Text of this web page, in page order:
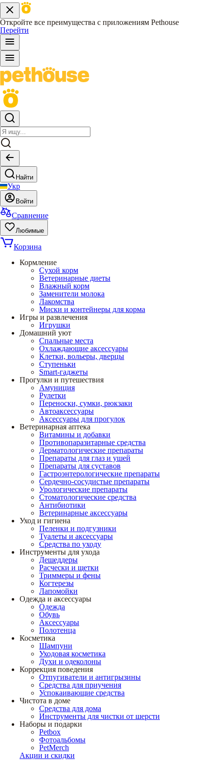
Откройте все преимущества с приложениям Pethouse
Перейти
Найти
Укр
Войти
Сравнение
Любимые
Корзина
Кормление
Сухой корм
Ветеринарные диеты
Влажный корм
Заменители молока
Лакомства
Миски и контейнеры для корма
Игры и развлечения
Игрушки
Домашний уют
Спальные места
Охлаждающие аксессуары
Клетки, вольеры, дверцы
Ступеньки
Smart-гаджеты
Прогулки и путешествия
Амуниция
Рулетки
Переноски, сумки, рюкзаки
Автоаксессуары
Аксессуары для прогулок
Ветеринарная аптека
Витамины и добавки
Противопаразитарные средства
Дерматологические препараты
Препараты для глаз и ушей
Препараты для суставов
Гастроэнтерологические препараты
Сердечно-сосудистые препараты
Урологические препараты
Стоматологические средства
Антибиотики
Ветеринарные аксессуары
Уход и гигиена
Пеленки и подгузники
Туалеты и аксессуары
Средства по уходу
Инструменты для ухода
Дешеддеры
Расчески и щетки
Триммеры и фены
Когтерезы
Лапомойки
Одежда и аксессуары
Одежда
Обувь
Аксессуары
Полотенца
Косметика
Шампуни
Уходовая косметика
Духи и одеколоны
Коррекция поведения
Отпугиватели и антигрызины
Средства для приучения
Успокаивающие средства
Чистота в доме
Средства для дома
Инструменты для чистки от шерсти
Наборы и подарки
Petbox
Фотоальбомы
PetMerch
Акции и скидки